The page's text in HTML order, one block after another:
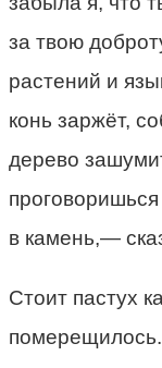
за твою
растений и
конь заржёт,
дерево
в камень,—
Стоит пастух